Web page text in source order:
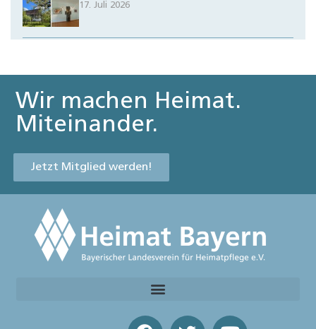
17. Juli 2026
Wir machen Heimat.
Miteinander.
Jetzt Mitglied werden!